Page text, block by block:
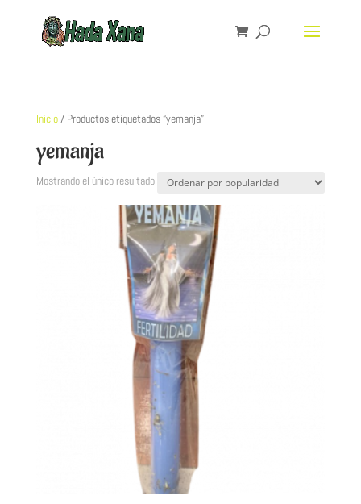
Inicio/ Productos etiquetados “yemanja”
yemanja
Mostrando el único resultado